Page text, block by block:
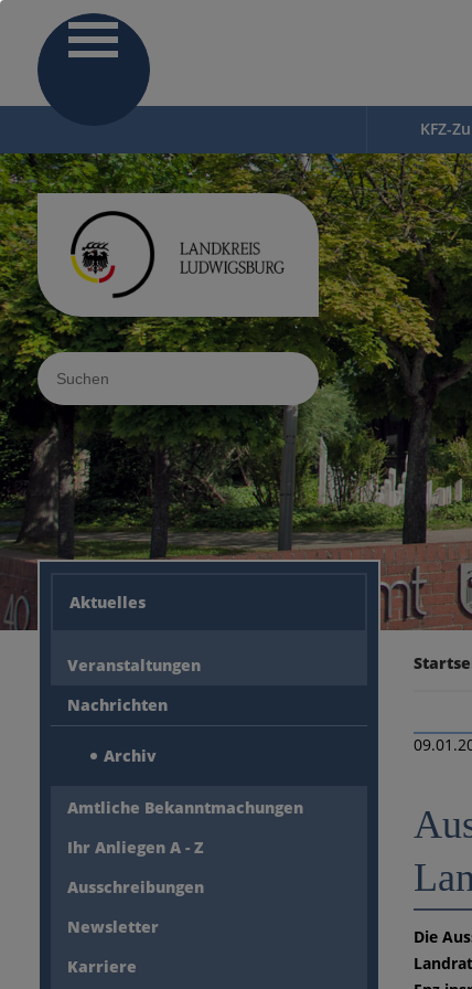
KFZ-
Sucheingabe
Aktuelles
Veranstaltungen
Nachrichten
Archiv
Amtliche Bekanntmachungen
Ihr Anliegen A - Z
Ausschreibungen
Newsletter
Karriere
Die